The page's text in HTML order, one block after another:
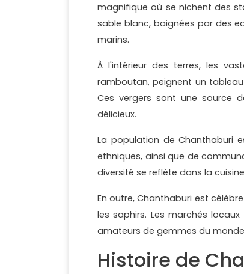
magnifique où se nichent des
sable blanc, baignées par des
marins.
À l'intérieur des terres, les
ramboutan, peignent un
Ces vergers sont une source
délicieux.
La population de Chanthaburi
ethniques, ainsi que de
diversité se reflète dans la
En outre, Chanthaburi est
les saphirs. Les marchés
amateurs de gemmes du
Histoire de